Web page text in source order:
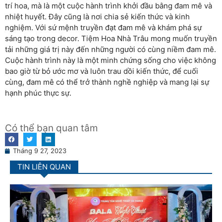
trí hoa, mà là một cuộc hành trình khởi đầu bằng đam mê và
nhiệt huyết. Đây cũng là nơi chia sẻ kiến thức và kinh
nghiệm. Với sứ mệnh truyền đạt đam mê và khám phá sự
sáng tạo trong decor. Tiệm Hoa Nhà Trâu mong muốn truyền
tải những giá trị này đến những người có cùng niềm đam mê.
Cuộc hành trình này là một minh chứng sống cho việc không
bao giờ từ bỏ ước mơ và luôn trau dồi kiến thức, để cuối
cùng, đam mê có thể trở thành nghề nghiệp và mang lại sự
hạnh phúc thực sự.
Có thể bạn quan tâm
Tháng 9 27, 2023
TIN LIÊN QUAN